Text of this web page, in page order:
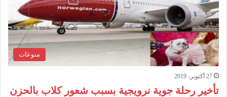
منوعات
27 أكتوبر، 2019
تأخير رحلة جوية نرويجية بسبب شعور كلاب بالحزن